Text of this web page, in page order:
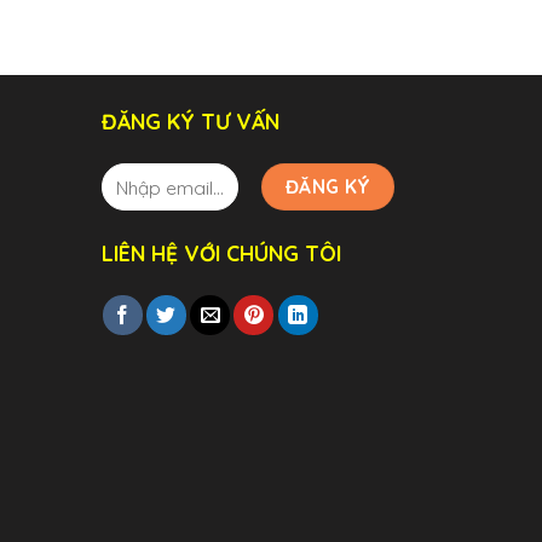
ĐĂNG KÝ TƯ VẤN
LIÊN HỆ VỚI CHÚNG TÔI